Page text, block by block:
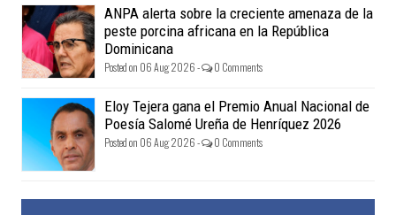
ANPA alerta sobre la creciente amenaza de la
peste porcina africana en la República
Dominicana
Posted on 06 Aug 2026 - 0 Comments
Eloy Tejera gana el Premio Anual Nacional de
Poesía Salomé Ureña de Henríquez 2026
Posted on 06 Aug 2026 - 0 Comments